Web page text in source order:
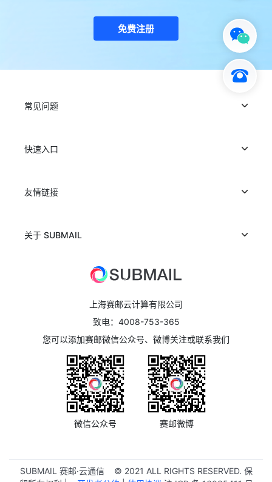
免费注册
常见问题
快速入口
友情链接
关于 SUBMAIL
上海赛邮云计算有限公司
致电：4008-753-365
您可以添加赛邮微信公众号、微博关注或联系我们
微信公众号 赛邮微博
SUBMAIL 赛邮·云通信 ©️ 2021 ALL RIGHTS RESERVED. 保